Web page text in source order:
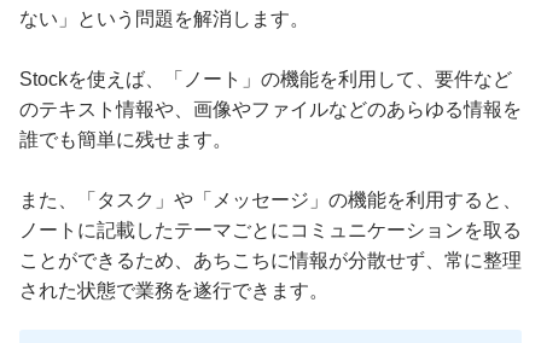
ない」という問題を解消します。
Stockを使えば、「ノート」の機能を利用して、要件など
のテキスト情報や、画像やファイルなどのあらゆる情報を
誰でも簡単に残せます。
また、「タスク」や「メッセージ」の機能を利用すると、
ノートに記載したテーマごとにコミュニケーションを取る
ことができるため、あちこちに情報が分散せず、常に整理
された状態で業務を遂行できます。